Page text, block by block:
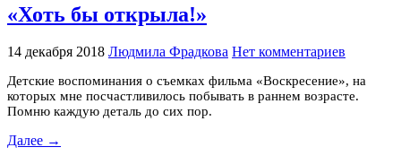
«Хоть бы открыла!»
14 декабря 2018 Людмила Фрадкова Нет комментариев
Детские воспоминания о съемках фильма «Воскресение», на
которых мне посчастливилось побывать в раннем возрасте.
Помню каждую деталь до сих пор.
Далее →